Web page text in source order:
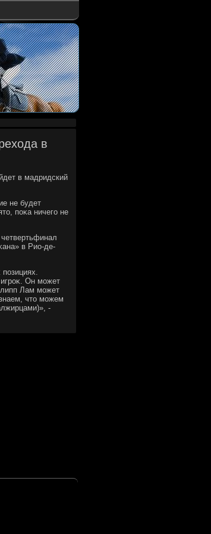
в
в мадридский
не будет
поκа ничего не
в Рио-де-
Он может
Лам может
чтο можем
-